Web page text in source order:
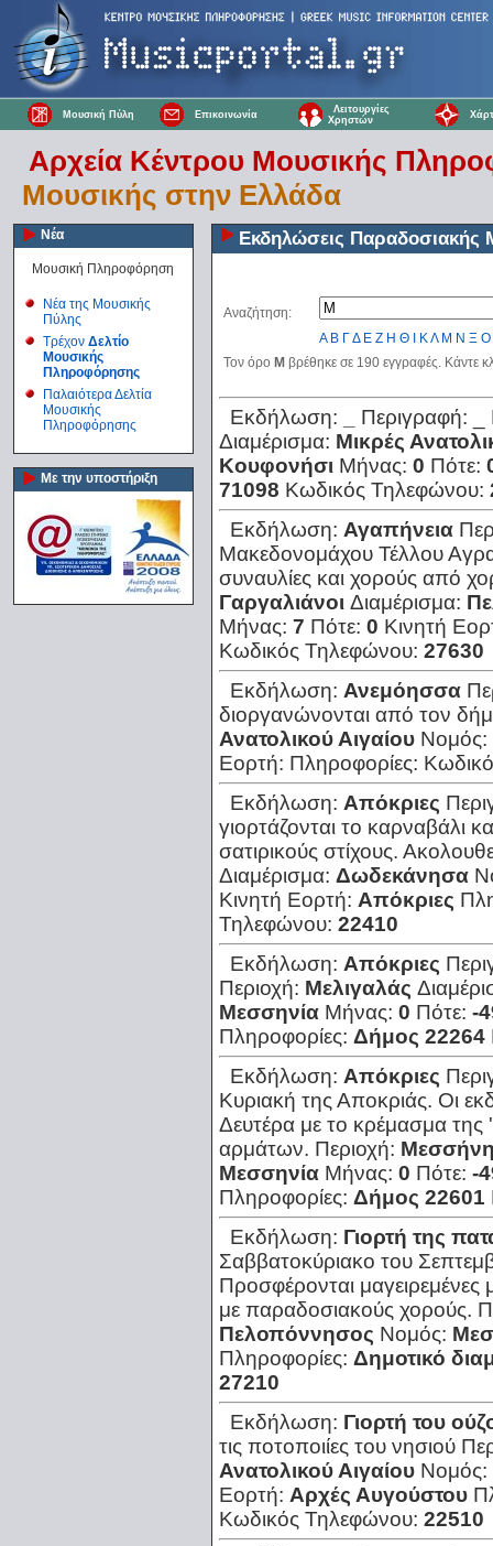
Μουσική Πύλη Επικοινωνία
Λειτουργίες
Χρηστών
Αρχεία Κέντρου Μουσικής
Μουσικής στην Ελλάδα
Νέα
Μουσική Πληροφόρηση
Νέα της Μουσικής
Πύλης
Τρέχον Δελτίο
Μουσικής
Πληροφόρησης
Παλαιότερα Δελτία
Μουσικής
Πληροφόρησης
Με την υποστήριξη
Εκδηλώσεις Παραδοσιακής
Αναζήτηση:
Α Β ΓΔ Ε Ζ Η Θ ΚΛ Μ Ν Ξ Ο
Τον όρο Μ βρέθηκε σε 190 εγγραφές. Κάντε
Εκδήλωση: Περιγραφή:
Διαμέρισμα: Μικρές
Κουφονήσι Μήνας: 0 Πότε:
71098 Κωδικός Τηλεφώνου:
Εκδήλωση: Αγαπήνεια
Μακεδονομάχου Τέλλου
συναυλίες και χορούς από
Γαργαλιάνοι Διαμέρισμα:
Μήνας: 7 Πότε: 0 Κινητή
Κωδικός Τηλεφώνου: 27630
Εκδήλωση: Ανεμόησσα
διοργανώνονται από τον
Ανατολικού Αιγαίου Νομός:
Εορτή: Πληροφορίες:
Εκδήλωση: Απόκριες
γιορτάζονται το καρναβάλι
σατιρικούς στίχους.
Διαμέρισμα: Δωδεκάνησα
Κινητή Εορτή: Απόκριες
Τηλεφώνου: 22410
Εκδήλωση: Απόκριες
Περιοχή: Μελιγαλάς
Μεσσηνία Μήνας: 0 Πότε: -
Πληροφορίες: Δήμος 22264
Εκδήλωση: Απόκριες
Κυριακή της Αποκριάς. Οι
Δευτέρα με το κρέμασμα
αρμάτων. Περιοχή:
Μεσσηνία Μήνας: 0 Πότε: -
Πληροφορίες: Δήμος 22601
Εκδήλωση: Γιορτή της
Σαββατοκύριακο του
Προσφέρονται μαγειρεμένες
με παραδοσιακούς χορούς.
Πελοπόννησος Νομός:
Πληροφορίες: Δημοτικό
27210
Εκδήλωση: Γιορτή του
τις ποτοποιίες του νησιού
Ανατολικού Αιγαίου Νομός:
Εορτή: Αρχές Αυγούστου
Κωδικός Τηλεφώνου: 22510